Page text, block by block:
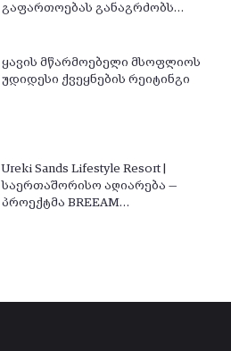
გაფართოებას განაგრძობს…
ყავის მწარმოებელი მსოფლიოს
უდიდესი ქვეყნების რეიტინგი
Ureki Sands Lifestyle Resort |
საერთაშორისო აღიარება —
პროექტმა BREEAM…